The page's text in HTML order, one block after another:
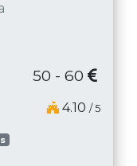
50 - 60
4.10 / 5